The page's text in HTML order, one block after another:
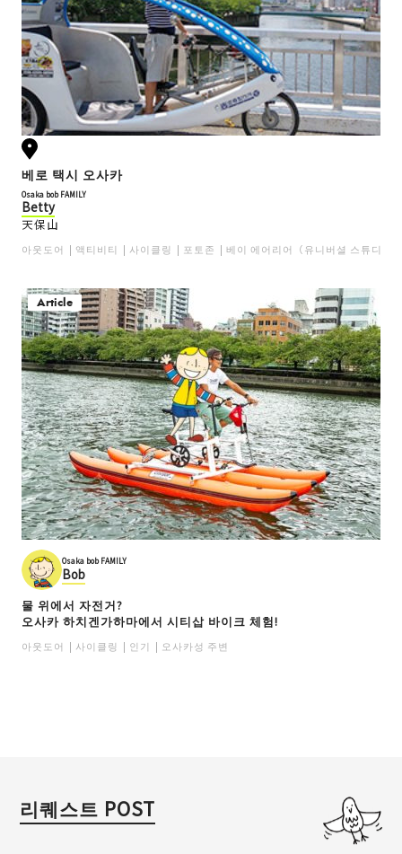
베로 택시 오사카
Osaka bob FAMILY
Betty
天保山
아웃도어 액티비티 사이클링 포토존 베이 에어리어（유니버셜 스튜디오
Article
Osaka bob FAMILY
Bob
물 위에서 자전거?
오사카 하치겐가하마에서 시티삽 바이크 체험!
아웃도어 사이클링 인기 오사카성 주변
리퀘스트 POST